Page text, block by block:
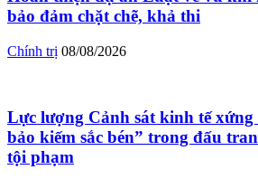
bảo đảm chặt chẽ, khả thi
Chính trị 08/08/2026
Lực lượng Cảnh sát kinh tế
bảo kiếm sắc bén” trong đấu
tội phạm